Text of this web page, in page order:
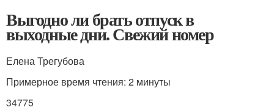
Выгодно ли брать отпуск в
выходные дни. Свежий номер
Елена Трегубова
Примерное время чтения: 2 минуты
34775